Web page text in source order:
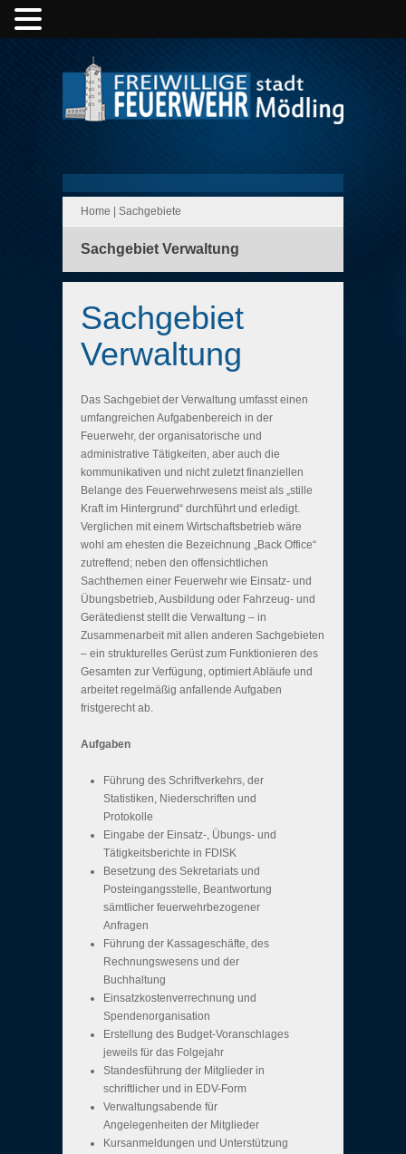
Home Sachgebiete
Sachgebiet Verwaltung
Sachgebiet
Verwaltung
Das Sachgebiet der Verwaltung umfasst einen
umfangreichen Aufgabenbereich in der
Feuerwehr, der organisatorische und
administrative Tätigkeiten, aber auch die
kommunikativen und nicht zuletzt finanziellen
Belange des Feuerwehrwesens meist als „stille
Kraft im Hintergrund“ durchführt und erledigt.
Verglichen mit einem Wirtschaftsbetrieb wäre
wohl am ehesten die Bezeichnung „Back Office“
zutreffend; neben den offensichtlichen
Sachthemen einer Feuerwehr wie Einsatz- und
Übungsbetrieb, Ausbildung oder Fahrzeug- und
Gerätedienst stellt die Verwaltung – in
Zusammenarbeit mit allen anderen Sachgebieten
– ein strukturelles Gerüst zum Funktionieren des
Gesamten zur Verfügung, optimiert Abläufe und
arbeitet regelmäßig anfallende Aufgaben
fristgerecht ab.
Aufgaben
Führung des Schriftverkehrs, der
Statistiken, Niederschriften und
Protokolle
Eingabe der Einsatz-, Übungs- und
Tätigkeitsberichte in FDISK
Besetzung des Sekretariats und
Posteingangsstelle, Beantwortung
sämtlicher feuerwehrbezogener
Anfragen
Führung der Kassageschäfte, des
Rechnungswesens und der
Buchhaltung
Einsatzkostenverrechnung und
Spendenorganisation
Erstellung des Budget-Voranschlages
jeweils für das Folgejahr
Standesführung der Mitglieder in
schriftlicher und in EDV-Form
Verwaltungsabende für
Angelegenheiten der Mitglieder
Kursanmeldungen und Unterstützung